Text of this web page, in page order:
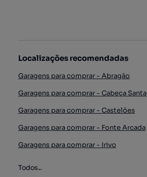
Localizações recomendadas
Garagens para comprar - Abragão
Garagens para comprar - Cabeça Santa
Garagens para comprar - Castelões
Garagens para comprar - Fonte Arcada
Garagens para comprar - Irivo
Todos...